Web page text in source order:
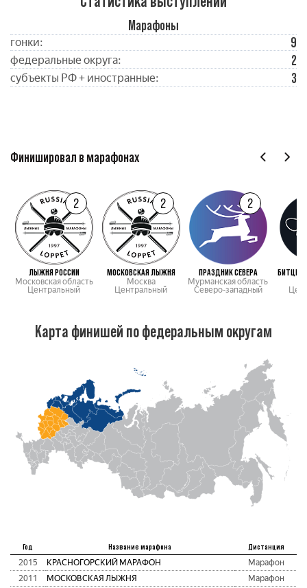
Марафоны
гонки: 9
федеральные округа: 2
субъекты РФ + иностранные: 3
Финишировал в марафонах
2
ЛЫЖНЯ РОССИИ
Московская область
Центральный
2
МОСКОВСКАЯ ЛЫЖНЯ
Москва
Центральный
2
ПРАЗДНИК СЕВЕРА
Мурманская область
Северо-западный
Карта финишей по федеральным округам
Год Название марафона Дистанция
2015 КРАСНОГОРСКИЙ МАРАФОН
Марафон
2011
МОСКОВСКАЯ ЛЫЖНЯ
Марафон